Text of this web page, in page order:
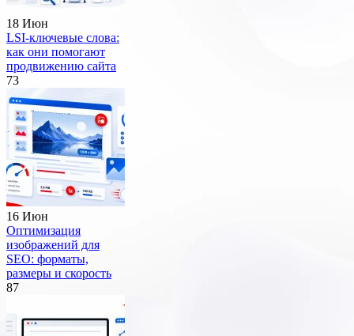
18 Июн
LSI-ключевые слова:
как они помогают
продвижению сайта
73
16 Июн
Оптимизация
изображений для
SEO: форматы,
размеры и скорость
87